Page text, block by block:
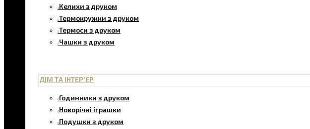
Келихи з друком
Термокружки з друком
Термоси з друком
Чашки з друком
ДІМ ТА ІНТЕР'ЄР
Годинники з друком
Новорічні іграшки
Подушки з друком